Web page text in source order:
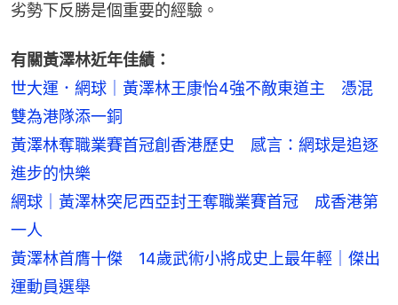
劣勢下反勝是個重要的經驗。
有關黃澤林近年佳績：
世大運．網球｜黃澤林王康怡4強不敵東道主　憑混
雙為港隊添一銅
黃澤林奪職業賽首冠創香港歷史　感言：網球是追逐
進步的快樂
網球｜黃澤林突尼西亞封王奪職業賽首冠　成香港第
一人
黃澤林首膺十傑　14歲武術小將成史上最年輕｜傑出
運動員選舉